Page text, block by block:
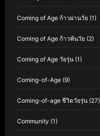
Coming of Age ก้าวผ่านวัย (1)
Coming of Age ก้าวพ้นวัย (2)
Coming of Age วัยรุ่น (1)
Coming-of-Age (9)
Coming-of-age ชีวิตวัยรุ่น (27)
Community (1)